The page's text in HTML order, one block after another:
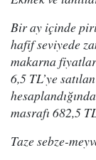
Bir ay içinde
hafif seviyede
makarna
6,5 TL’ye
masrafı 682,5
Taze sebze-